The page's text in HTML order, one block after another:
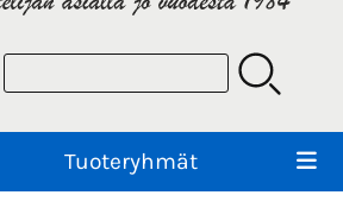
Tuoteryhmät